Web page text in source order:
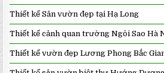
Thiết kế Sân vườn đẹp tại Hạ Long
Thiết kế cảnh quan trường Ngôi Sao Hà
Thiết kế vườn đẹp Lương Phong Bắc